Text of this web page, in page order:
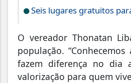
Seis lugares gratuitos
O vereador Thonatan
população.
fazem diferença no dia
valorização para quem